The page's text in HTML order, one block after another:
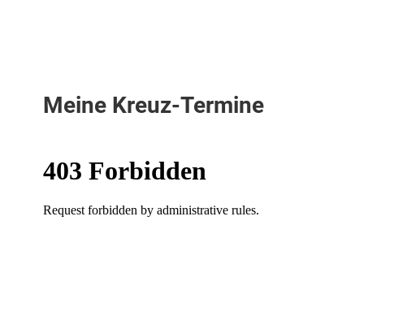
Meine Kreuz-Termine